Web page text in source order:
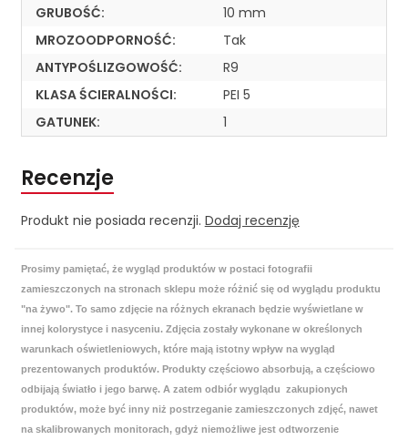
GRUBOŚĆ:
10 mm
MROZOODPORNOŚĆ:
Tak
ANTYPOŚLIZGOWOŚĆ:
R9
KLASA ŚCIERALNOŚCI:
PEI 5
GATUNEK:
1
Recenzje
Produkt nie posiada recenzji. Dodaj recenzję
Prosimy pamiętać, że wygląd produktów w postaci fotografii
zamieszczonych na stronach sklepu może różnić się od wyglądu produktu
"na żywo". To samo zdjęcie na różnych ekranach będzie wyświetlane w
innej kolorystyce i nasyceniu. Zdjęcia zostały wykonane w określonych
warunkach oświetleniowych, które mają istotny wpływ na wygląd
prezentowanych produktów. Produkty częściowo absorbują, a częściowo
odbijają światło i jego barwę. A zatem odbiór wyglądu zakupionych
produktów, może być inny niż postrzeganie zamieszczonych zdjęć, nawet
na skalibrowanych monitorach, gdyż niemożliwe jest odtworzenie